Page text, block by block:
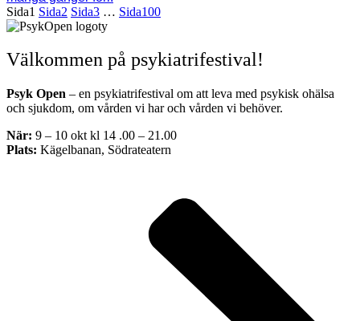
Sida1 Sida2 Sida3 … Sida100
Välkommen på psykiatrifestival!
Psyk Open – en psykiatrifestival om att leva med psykisk ohälsa
och sjukdom, om vården vi har och vården vi behöver.
När: 9 – 10 okt kl 14 .00 – 21.00
Plats: Kägelbanan, Södrateatern